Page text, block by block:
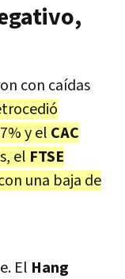
con caídas
y el CAC
el FTSE
una baja de
El Hang